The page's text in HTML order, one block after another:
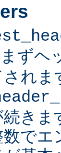
ずヘ
されま
きま
数でエ